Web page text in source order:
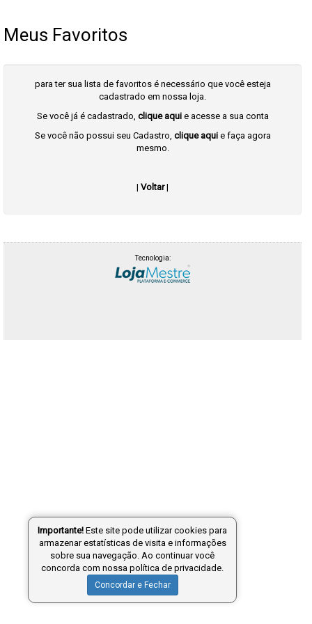
Meus Favoritos
para ter sua lista de favoritos é necessário que você esteja
cadastrado em nossa loja.
Se você já é cadastrado, clique aquie acesse a sua conta
Se você não possui seu Cadastro, clique aquie faça agora
mesmo.
| Voltar|
Tecnologia:
Importante! Este site pode utilizar cookies para
armazenar estatísticas de visita e informações
sobre sua navegação. Ao continuar você
concorda com nossa política de privacidade.
Concordar e Fechar